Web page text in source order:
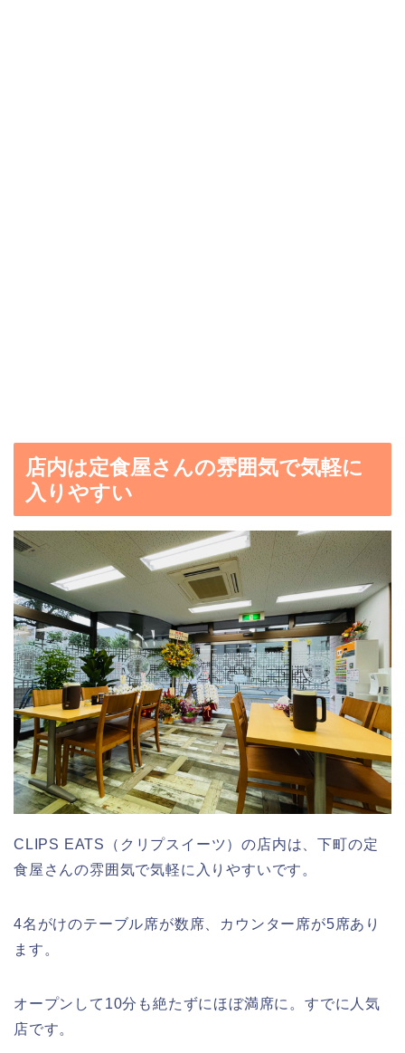
店内は定食屋さんの雰囲気で気軽に
入りやすい
CLIPS EATS（クリプスイーツ）の店内は、下町の定
食屋さんの雰囲気で気軽に入りやすいです。
4名がけのテーブル席が数席、カウンター席が5席あり
ます。
オープンして10分も絶たずにほぼ満席に。すでに人気
店です。